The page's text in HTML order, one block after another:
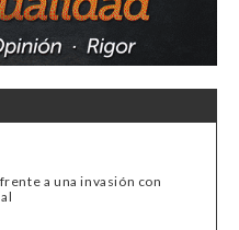
a una invasión con